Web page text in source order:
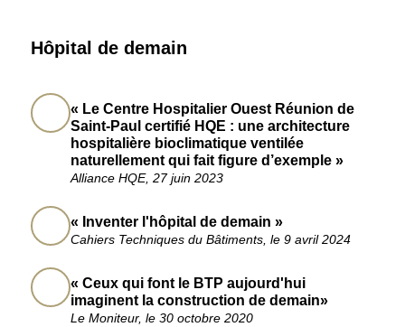
Hôpital de demain
« Le Centre Hospitalier Ouest Réunion de
Saint-Paul certifié HQE : une architecture
hospitalière bioclimatique ventilée
naturellement qui fait figure d’exemple »
Alliance HQE, 27 juin 2023
« Inventer l'hôpital de demain »
Cahiers Techniques du Bâtiments, le 9 avril 2024
« Ceux qui font le BTP aujourd'hui
imaginent la construction de demain»
Le Moniteur, le 30 octobre 2020